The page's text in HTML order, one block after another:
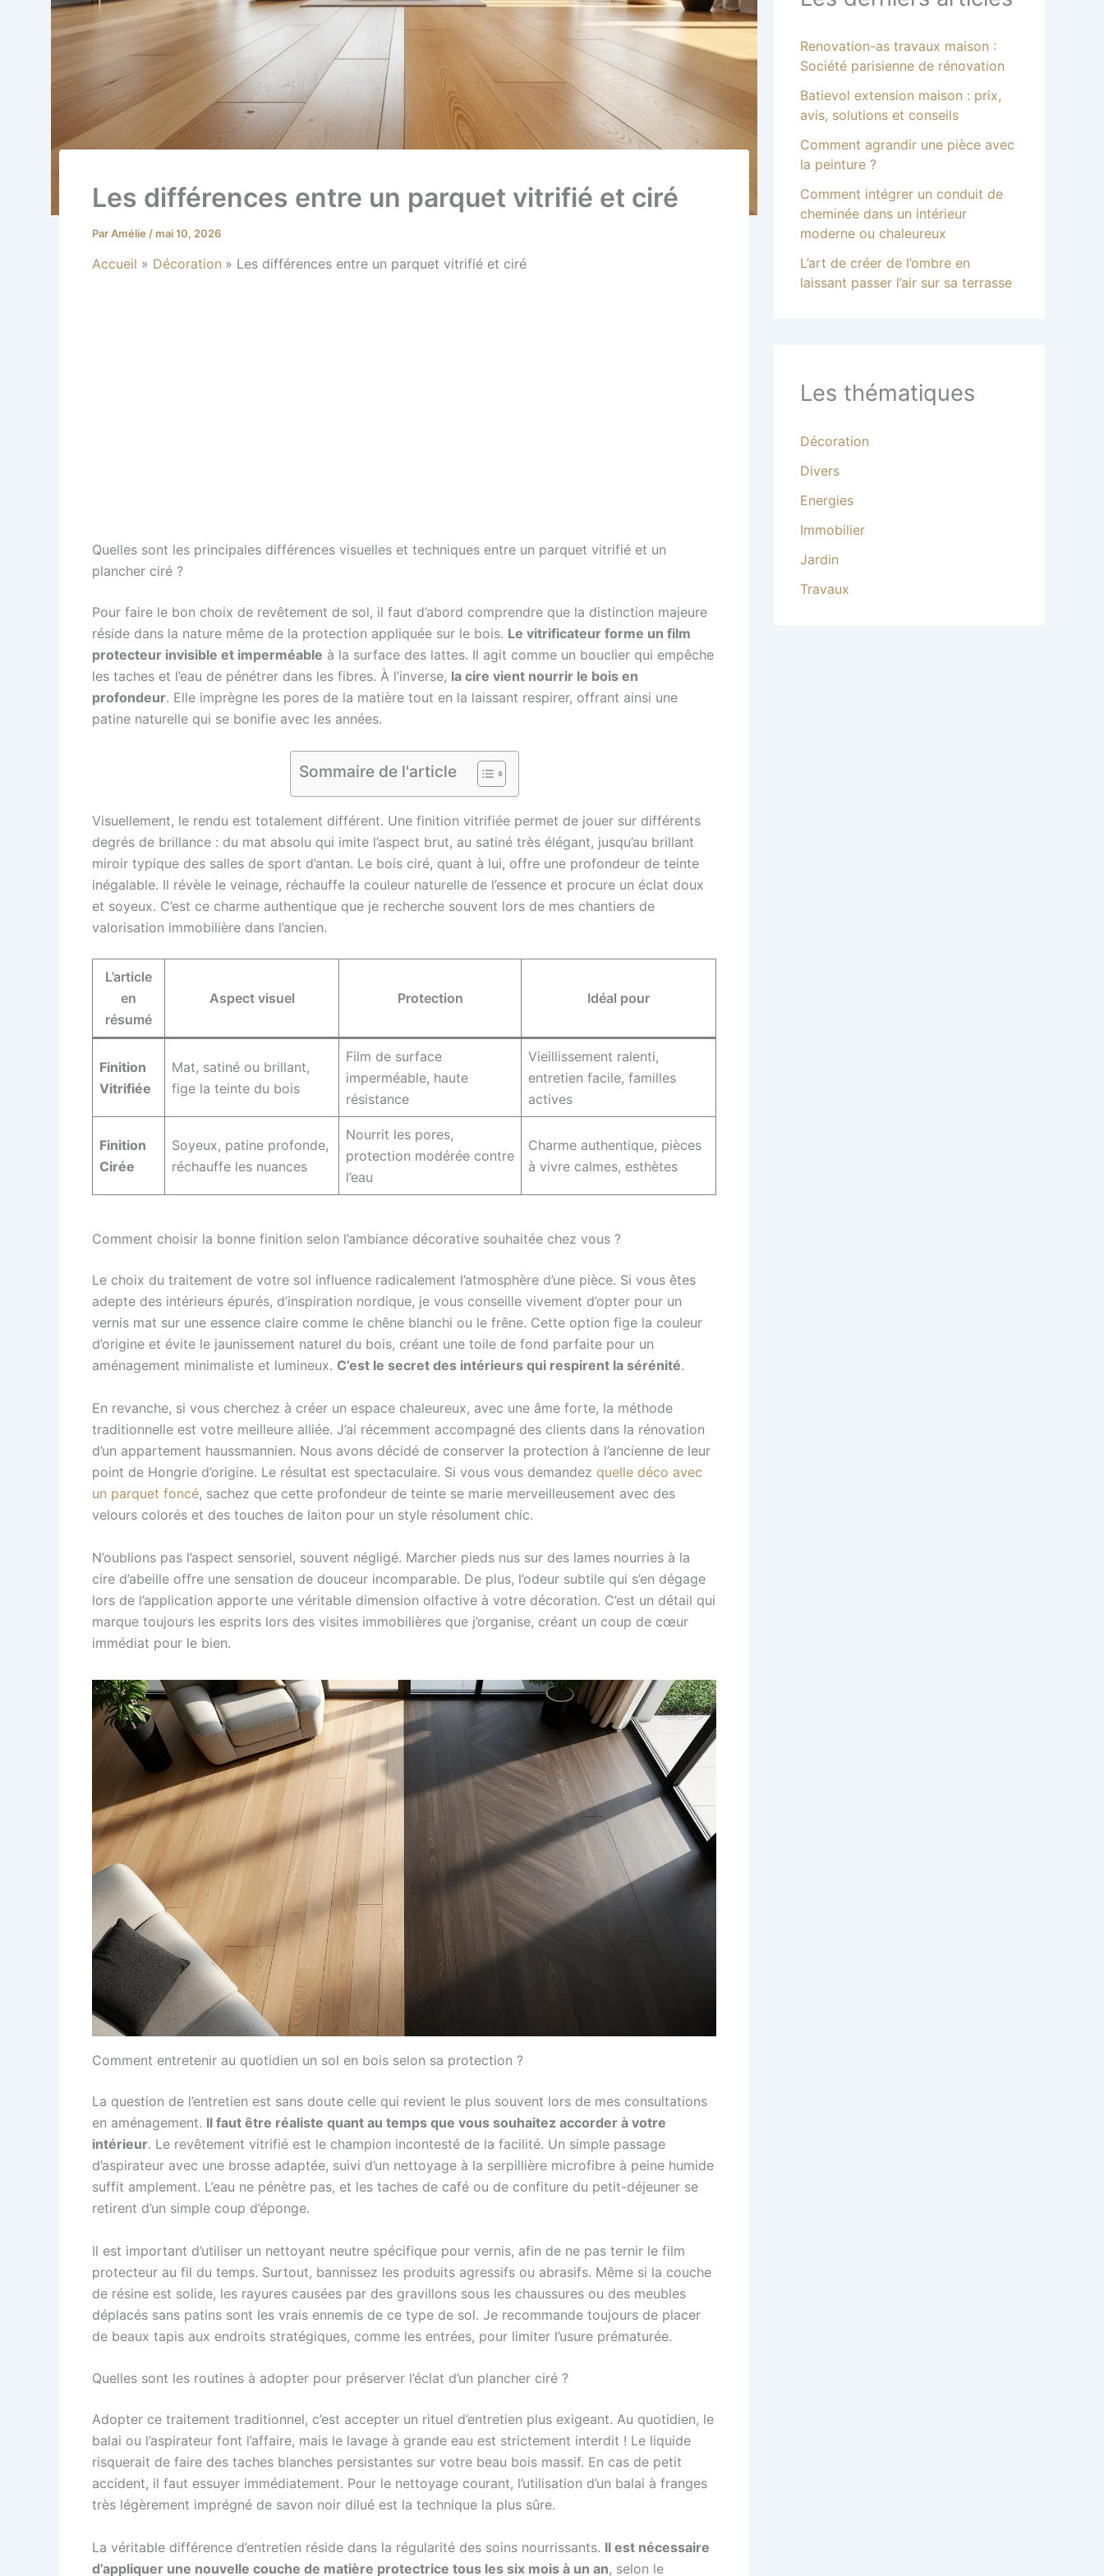
Les différences entre un parquet vitrifié et ciré
ParAmélie / mai 10, 2026
Accueil Décoration Les différences entre un parquet vitrifié et ciré
Quelles sont les principales différences visuelles et techniques entre un parquet vitrifié et un
plancher ciré ?
Pour faire le bon choix de revêtement de sol, il faut d’abord comprendre que la distinction majeure
réside dans la nature même de la protection appliquée sur le bois. Le vitrificateur forme un film
protecteur invisible et imperméable à la surface des lattes. Il agit comme un bouclier qui empêche
les taches et l’eau de pénétrer dans les fibres. À l’inverse, la cire vient nourrir le bois en
profondeur. Elle imprègne les pores de la matière tout en la laissant respirer, offrant ainsi une
patine naturelle qui se bonifie avec les années.
Sommaire de l'article
Visuellement, le rendu est totalement différent. Une finition vitrifiée permet de jouer sur différents
degrés de brillance : du mat absolu qui imite l’aspect brut, au satiné très élégant, jusqu’au brillant
miroir typique des salles de sport d’antan. Le bois ciré, quant à lui, offre une profondeur de teinte
inégalable. Il révèle le veinage, réchauffe la couleur naturelle de l’essence et procure un éclat doux
et soyeux. C’est ce charme authentique que je recherche souvent lors de mes chantiers de
valorisation immobilière dans l’ancien.
L’article
en
résumé
Aspect visuel Protection Idéal pour
Finition
Vitrifiée
Mat, satiné ou brillant,
fige la teinte du bois
Film de surface
imperméable, haute
résistance
Vieillissement ralenti,
entretien facile, familles
actives
Finition
Cirée
Soyeux, patine profonde,
réchauffe les nuances
Nourrit les pores,
protection modérée contre
l’eau
Charme authentique, pièces
à vivre calmes, esthètes
Comment choisir la bonne finition selon l’ambiance décorative souhaitée chez vous ?
Le choix du traitement de votre sol influence radicalement l’atmosphère d’une pièce. Si vous êtes
adepte des intérieurs épurés, d’inspiration nordique, je vous conseille vivement d’opter pour un
vernis mat sur une essence claire comme le chêne blanchi ou le frêne. Cette option fige la couleur
d’origine et évite le jaunissement naturel du bois, créant une toile de fond parfaite pour un
aménagement minimaliste et lumineux. C’est le secret des intérieurs qui respirent la sérénité.
En revanche, si vous cherchez à créer un espace chaleureux, avec une âme forte, la méthode
traditionnelle est votre meilleure alliée. J’ai récemment accompagné des clients dans la rénovation
d’un appartement haussmannien. Nous avons décidé de conserver la protection à l’ancienne de leur
point de Hongrie d’origine. Le résultat est spectaculaire. Si vous vous demandez quelle déco avec
un parquet foncé, sachez que cette profondeur de teinte se marie merveilleusement avec des
velours colorés et des touches de laiton pour un style résolument chic.
N’oublions pas l’aspect sensoriel, souvent négligé. Marcher pieds nus sur des lames nourries à la
cire d’abeille offre une sensation de douceur incomparable. De plus, l’odeur subtile qui s’en dégage
lors de l’application apporte une véritable dimension olfactive à votre décoration. C’est un détail qui
marque toujours les esprits lors des visites immobilières que j’organise, créant un coup de cœur
immédiat pour le bien.
Comment entretenir au quotidien un sol en bois selon sa protection ?
La question de l’entretien est sans doute celle qui revient le plus souvent lors de mes consultations
en aménagement. Il faut être réaliste quant au temps que vous souhaitez accorder à votre
intérieur. Le revêtement vitrifié est le champion incontesté de la facilité. Un simple passage
d’aspirateur avec une brosse adaptée, suivi d’un nettoyage à la serpillière microfibre à peine humide
suffit amplement. L’eau ne pénètre pas, et les taches de café ou de confiture du petit-déjeuner se
retirent d’un simple coup d’éponge.
Il est important d’utiliser un nettoyant neutre spécifique pour vernis, afin de ne pas ternir le film
protecteur au fil du temps. Surtout, bannissez les produits agressifs ou abrasifs. Même si la couche
de résine est solide, les rayures causées par des gravillons sous les chaussures ou des meubles
déplacés sans patins sont les vrais ennemis de ce type de sol. Je recommande toujours de placer
de beaux tapis aux endroits stratégiques, comme les entrées, pour limiter l’usure prématurée.
Quelles sont les routines à adopter pour préserver l’éclat d’un plancher ciré ?
Adopter ce traitement traditionnel, c’est accepter un rituel d’entretien plus exigeant. Au quotidien, le
balai ou l’aspirateur font l’affaire, mais le lavage à grande eau est strictement interdit ! Le liquide
risquerait de faire des taches blanches persistantes sur votre beau bois massif. En cas de petit
accident, il faut essuyer immédiatement. Pour le nettoyage courant, l’utilisation d’un balai à franges
très légèrement imprégné de savon noir dilué est la technique la plus sûre.
La véritable différence d’entretien réside dans la régularité des soins nourrissants. Il est nécessaire
d’appliquer une nouvelle couche de matière protectrice tous les six mois à un an, selon le
Renovation-as travaux maison :
Société parisienne de rénovation
Batievol extension maison : prix,
avis, solutions et conseils
Comment agrandir une pièce avec
la peinture ?
Comment intégrer un conduit de
cheminée dans un intérieur
moderne ou chaleureux
L’art de créer de l’ombre en
laissant passer l’air sur sa terrasse
Les thématiques
Décoration
Divers
Energies
Immobilier
Jardin
Travaux